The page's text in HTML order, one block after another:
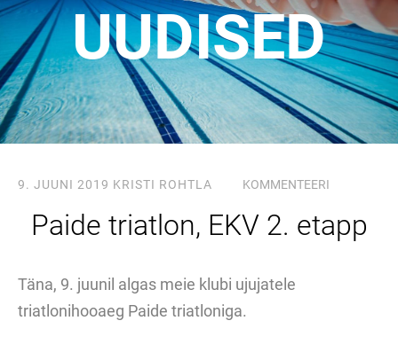
UUDISED
9. JUUNI 2019 KRISTI ROHTLA KOMMENTEERI
Paide triatlon, EKV 2. etapp
Täna, 9. juunil algas meie klubi ujujatele
triatlonihooaeg Paide triatloniga.